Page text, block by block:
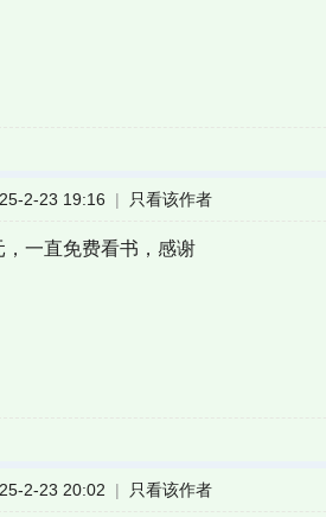
2-23 19:16 | 只看该作者
，一直免费看书，感谢
2-23 20:02 | 只看该作者